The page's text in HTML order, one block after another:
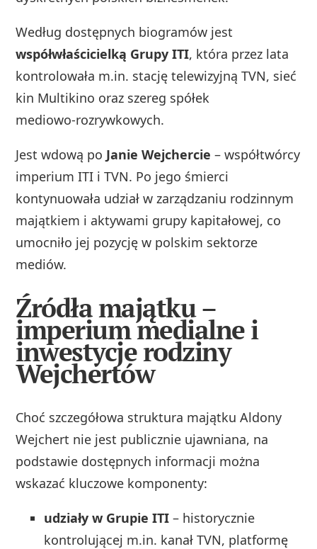
Według dostępnych biogramów jest
współwłaścicielką Grupy ITI, która przez lata
kontrolowała m.in. stację telewizyjną TVN, sieć
kin Multikino oraz szereg spółek
mediowo‑rozrywkowych.
Jest wdową po Janie Wejchercie – współtwórcy
imperium ITI i TVN. Po jego śmierci
kontynuowała udział w zarządzaniu rodzinnym
majątkiem i aktywami grupy kapitałowej, co
umocniło jej pozycję w polskim sektorze
mediów.
Źródła majątku –
imperium medialne i
inwestycje rodziny
Wejchertów
Choć szczegółowa struktura majątku Aldony
Wejchert nie jest publicznie ujawniana, na
podstawie dostępnych informacji można
wskazać kluczowe komponenty:
udziały w Grupie ITI – historycznie
kontrolującej m.in. kanał TVN, platformę